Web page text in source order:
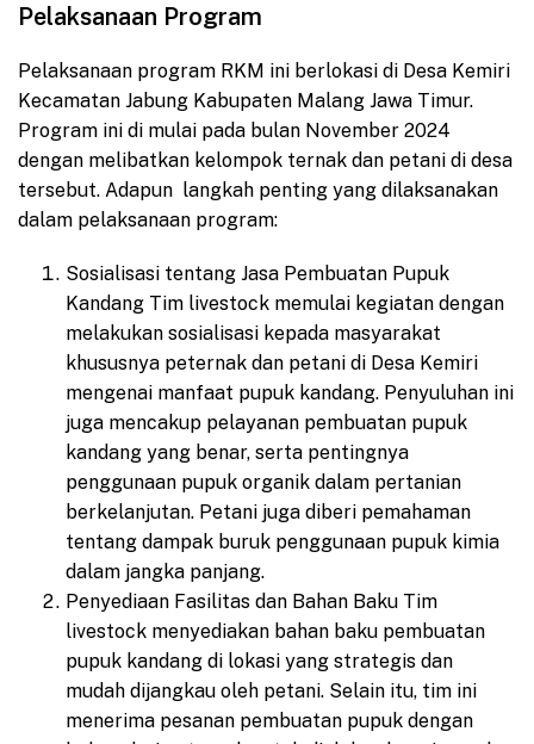
Pelaksanaan Program
Pelaksanaan program RKM ini berlokasi di Desa Kemiri
Kecamatan Jabung Kabupaten Malang Jawa Timur.
Program ini di mulai pada bulan November 2024
dengan melibatkan kelompok ternak dan petani di desa
tersebut. Adapun langkah penting yang dilaksanakan
dalam pelaksanaan program:
Sosialisasi tentang Jasa Pembuatan Pupuk
Kandang Tim livestock memulai kegiatan dengan
melakukan sosialisasi kepada masyarakat
khususnya peternak dan petani di Desa Kemiri
mengenai manfaat pupuk kandang. Penyuluhan ini
juga mencakup pelayanan pembuatan pupuk
kandang yang benar, serta pentingnya
penggunaan pupuk organik dalam pertanian
berkelanjutan. Petani juga diberi pemahaman
tentang dampak buruk penggunaan pupuk kimia
dalam jangka panjang.
Penyediaan Fasilitas dan Bahan Baku Tim
livestock menyediakan bahan baku pembuatan
pupuk kandang di lokasi yang strategis dan
mudah dijangkau oleh petani. Selain itu, tim ini
menerima pesanan pembuatan pupuk dengan